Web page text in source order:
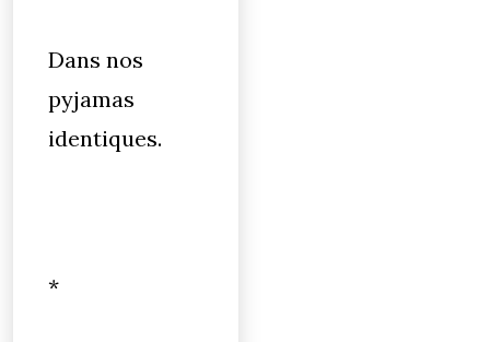
Dans nos
pyjamas
identiques.
*